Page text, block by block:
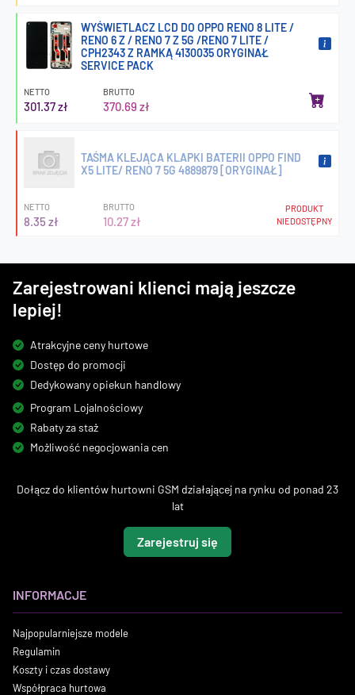
WYŚWIETLACZ LCD DO OPPO RENO 8 LITE /
RENO 6 Z / RENO 7 Z 5G /RENO 7 LITE /
CPH2343 Z RAMKĄ 4130035 ORYGINAŁ
SERVICE PACK
NETTO
301.37 zł
BRUTTO
370.69 zł
TAŚMA KLEJĄCA KLAPKI BATERII OPPO FIND
X5 LITE/ RENO 7 5G 4889879 [ORYGINAŁ]
NETTO
8.35 zł
BRUTTO
10.27 zł
PRODUKT
NIEDOSTĘPNY
Zarejestrowani klienci mają jeszcze
lepiej!
Atrakcyjne ceny hurtowe
Dostęp do promocji
Dedykowany opiekun handlowy
Program Lojalnościowy
Rabaty za staż
Możliwość negocjowania cen
Dołącz do klientów hurtowni GSM działającej na rynku od ponad 23
lat
Zarejestruj się
INFORMACJE
Najpopularniejsze modele
Regulamin
Koszty i czas dostawy
Współpraca hurtowa